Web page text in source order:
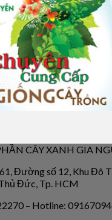
CÂY XANH GIA
Đường số 12, Khu Đô
Đức, Tp. HCM
– Hotline: